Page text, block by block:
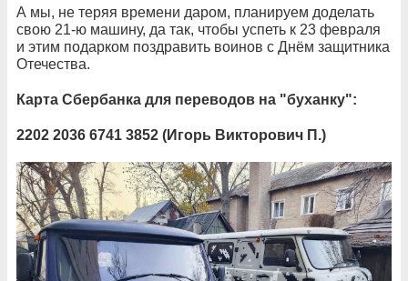
А мы, не теряя времени даром, планируем доделать
свою 21-ю машину, да так, чтобы успеть к 23 февраля
и этим подарком поздравить воинов с Днём защитника
Отечества.
Карта Сбербанка для переводов на "буханку":
2202 2036 6741 3852 (Игорь Викторович П.)